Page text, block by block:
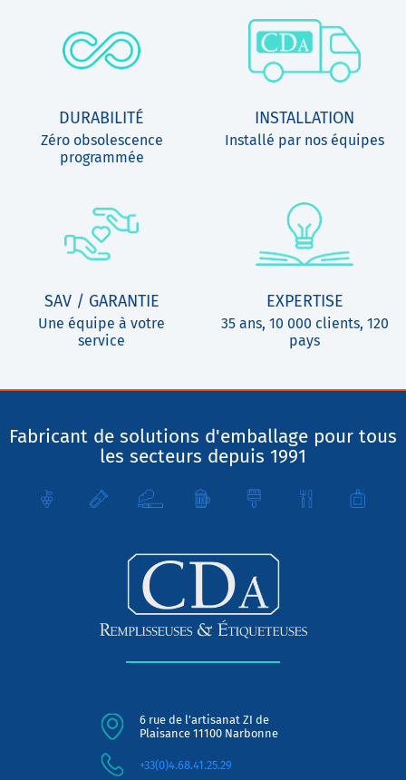
DURABILITÉ
Zéro obsolescence
programmée
INSTALLATION
Installé par nos équipes
SAV / GARANTIE
Une équipe à votre
service
EXPERTISE
35 ans, 10 000 clients, 120
pays
Fabricant de solutions d'emballage pour tous
les secteurs depuis 1991
6 rue de l'artisanat ZI de
Plaisance 11100 Narbonne
+33(0)4.68.41.25.29